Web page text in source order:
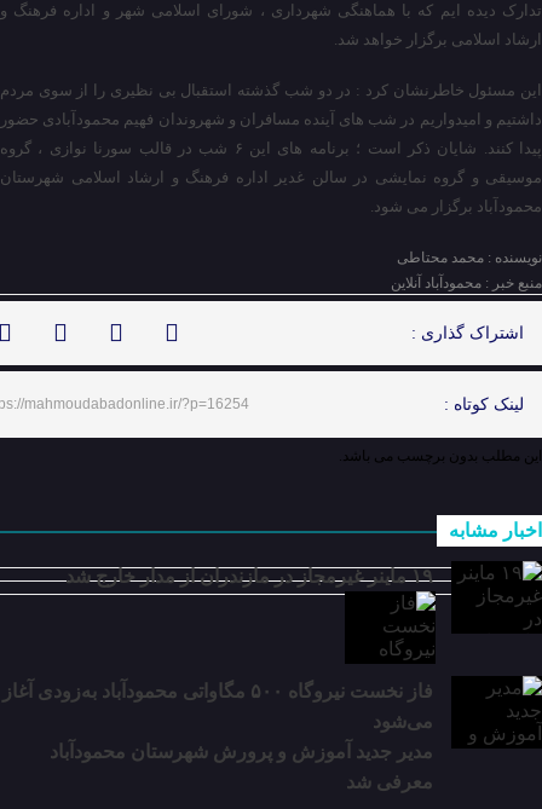
تدارک دیده ایم که با هماهنگی شهرداری ، شورای اسلامی شهر و اداره فرهنگ و
ارشاد اسلامی برگزار خواهد شد.
این مسئول خاطرنشان کرد : در دو شب گذشته استقبال بی نظیری را از سوی مردم
داشتیم و امیدواریم در شب های آینده مسافران و شهروندان فهیم محمودآبادی حضور
پیدا کنند. شایان ذکر است ؛ برنامه های این ۶ شب در قالب سورنا نوازی ، گروه
موسیقی و گروه نمایشی در سالن غدیر اداره فرهنگ و ارشاد اسلامی شهرستان
محمودآباد برگزار می شود.
نویسنده : محمد محتاطی
منبع خبر : محمودآباد آنلاین
اشتراک گذاری :
لینک کوتاه : mahmoudabadonline.ir/?p=16254
این مطلب بدون برچسب می باشد.
اخبار مشابه
۱۹ ماینر غیرمجاز در مازندران از مدار خارج شد
فاز نخست نیروگاه ۵۰۰ مگاواتی محمودآباد به‌زودی آغاز
می‌شود
مدیر جدید آموزش و پرورش شهرستان محمودآباد
معرفی شد